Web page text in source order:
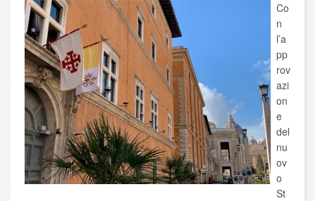
Co
n
l’a
pp
rov
azi
on
e
del
nu
ov
o
St